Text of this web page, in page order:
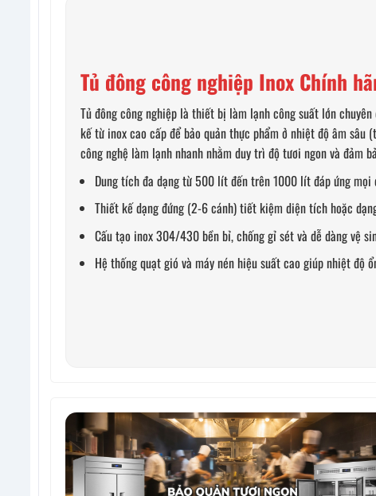
Tủ đông công nghiệp Inox Chính
Tủ đông công nghiệp là thiết bị làm lạnh công suất lớn
kế từ inox cao cấp để bảo quản thực phẩm ở nhiệt độ âm sâu
công nghệ làm lạnh nhanh nhằm duy trì độ tươi ngon và đảm
Dung tích đa dạng từ 500 lít đến trên 1000 lít đáp ứng mọi
Thiết kế dạng đứng (2-6 cánh) tiết kiệm diện tích hoặc
Cấu tạo inox 304/430 bền bỉ, chống gỉ sét và dễ dàng vệ
Hệ thống quạt gió và máy nén hiệu suất cao giúp nhiệt độ